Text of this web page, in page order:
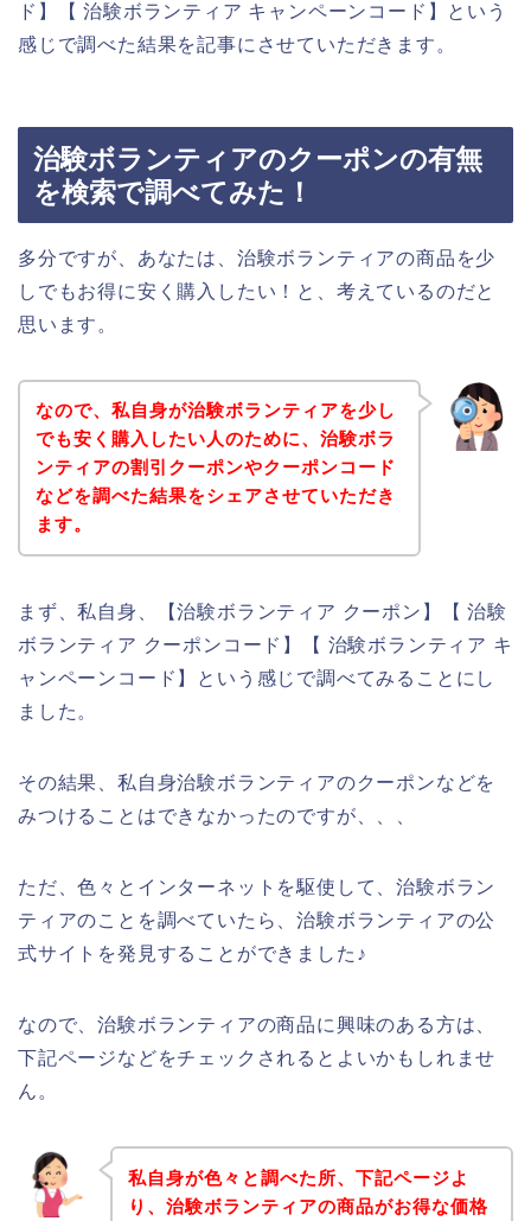
ド】【 治験ボランティア キャンペーンコード】という
感じで調べた結果を記事にさせていただきます。
治験ボランティアのクーポンの有無
を検索で調べてみた！
多分ですが、あなたは、治験ボランティアの商品を少
しでもお得に安く購入したい！と、考えているのだと
思います。
なので、私自身が治験ボランティアを少し
でも安く購入したい人のために、治験ボラ
ンティアの割引クーポンやクーポンコード
などを調べた結果をシェアさせていただき
ます。
まず、私自身、【治験ボランティア クーポン】【 治験
ボランティア クーポンコード】【 治験ボランティア キ
ャンペーンコード】という感じで調べてみることにし
ました。
その結果、私自身治験ボランティアのクーポンなどを
みつけることはできなかったのですが、、、
ただ、色々とインターネットを駆使して、治験ボラン
ティアのことを調べていたら、治験ボランティアの公
式サイトを発見することができました♪
なので、治験ボランティアの商品に興味のある方は、
下記ページなどをチェックされるとよいかもしれませ
ん。
私自身が色々と調べた所、下記ページよ
り、治験ボランティアの商品がお得な価格